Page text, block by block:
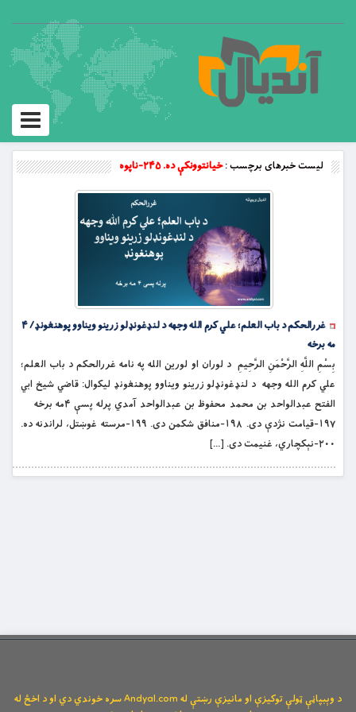
Toggle
لیست خبرهای برچسب :خیانتوونکې ده. ۲۴۵-ناپوه
غررالحکم د باب العلم؛ علي کرم الله وجهه د لنډغونډلو زرینو ویناوو پوهنغونډ/ ۴
مه برخه
بِسْمِ اللَّهِ الرَّحْمَنِ الرَّحِيمِ د لوران او لورین الله په نامه غررالحکم د باب العلم؛
علي کرم الله وجهه د لنډغونډلو زرینو ویناوو پوهنغونډ لیکوال: قاضي شیخ ابي
الفتح عبدالواحد بن محمد محفوظ بن عبدالواحد آمدي پرله پسې ۴مه برخه
۱۹۷-قیامت نژدې دی. ۱۹۸-منافق شکمن دی. ۱۹۹-مرسته غوښتل، لراندنه ده.
۲۰۰-نېکچاري، غنیمت دی. […]
د وېبپاڼې ټولې توکیزې او مانیزې رښتې له Andyal.com سره خوندي دي او د اخځ له